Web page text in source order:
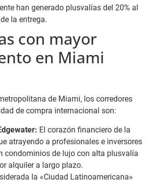
han generado plusvalías del 20% al
la entrega.
con mayor
en Miami
de Miami, los corredores
de compra internacional son:
El corazón financiero de la
atrayendo a profesionales e inversores
condominios de lujo con alta plusvalía
alquiler a largo plazo.
la «Ciudad Latinoamericana»